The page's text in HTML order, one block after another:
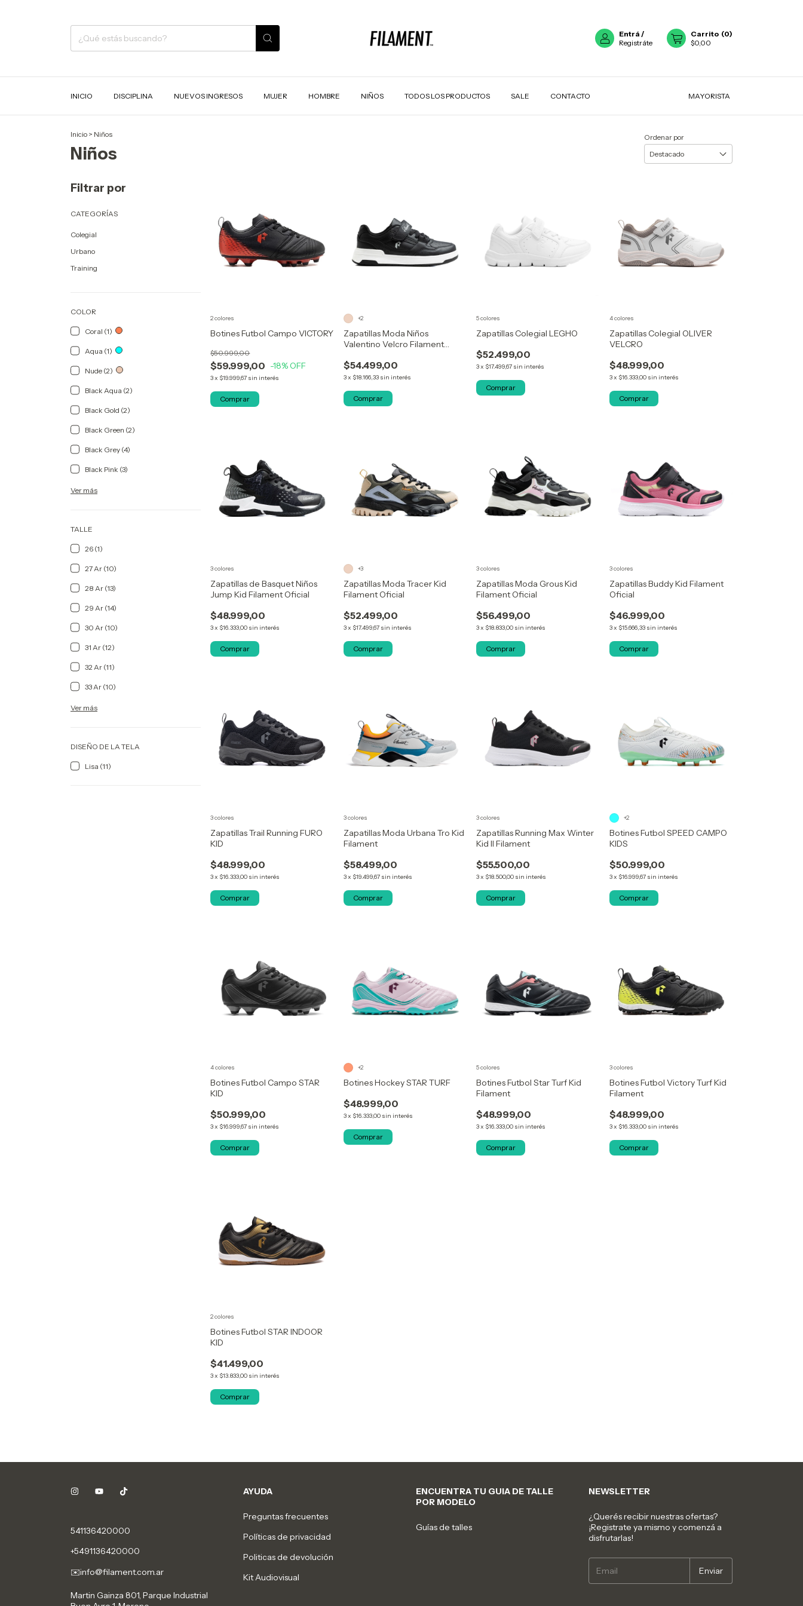
Entrá /
Registráte
Carrito (0)
$0,00
INICIO DISCIPLINA NUEVOS INGRESOS MUJER HOMBRE NIÑOS TODOS LOS PRODUCTOS SALE CONTACTO MAYORISTA
Inicio > Niños
Niños
Ordenar por
Filtrar por
CATEGORÍAS
Colegial
Urbano
Training
COLOR
Coral (1)
Aqua (1)
Nude (2)
Black Aqua (2)
Black Gold (2)
Black Green (2)
Black Grey (4)
Black Pink (3)
Ver más
TALLE
26 (1)
27 Ar (10)
28 Ar (13)
29 Ar (14)
30 Ar (10)
31 Ar (12)
32 Ar (11)
33 Ar (10)
Ver más
DISEÑO DE LA TELA
Lisa (11)
Botines Futbol Campo VICTORY
$59.999,00
$50.999,00
-18% OFF
3x $19.999,67 sin interés
2 colores
Comprar
Zapatillas Moda Niños
Valentino Velcro Filament
$54.499,00
3x $18.166,33 sin interés
+2
Comprar
Zapatillas Colegial LEGHO
$52.499,00
3x $17.499,67 sin interés
5 colores
Comprar
Zapatillas Colegial OLIVER
VELCRO
$48.999,00
3x $16.333,00 sin interés
4 colores
Comprar
Zapatillas de Basquet Niños
Jump Kid Filament Oficial
$48.999,00
3x $16.333,00 sin interés
3 colores
Comprar
Zapatillas Moda Tracer Kid
Filament Oficial
$52.499,00
3x $17.499,67 sin interés
+3
Comprar
Zapatillas Moda Grous Kid
Filament Oficial
$56.499,00
3x $18.833,00 sin interés
3 colores
Comprar
Zapatillas Buddy Kid Filament
Oficial
$46.999,00
3x $15.666,33 sin interés
3 colores
Comprar
Zapatillas Trail Running FURO
KID
$48.999,00
3x $16.333,00 sin interés
3 colores
Comprar
Zapatillas Moda Urbana Tro Kid
Filament
$58.499,00
3x $19.499,67 sin interés
3 colores
Comprar
Zapatillas Running Max Winter
Kid II Filament
$55.500,00
3x $18.500,00 sin interés
3 colores
Comprar
Botines Futbol SPEED CAMPO
KIDS
$50.999,00
3x $16.999,67 sin interés
+2
Comprar
Botines Futbol Campo STAR
KID
$50.999,00
3x $16.999,67 sin interés
4 colores
Comprar
Botines Hockey STAR TURF
$48.999,00
3x $16.333,00 sin interés
+2
Comprar
Botines Futbol Star Turf Kid
Filament
$48.999,00
3x $16.333,00 sin interés
5 colores
Comprar
Botines Futbol Victory Turf Kid
Filament
$48.999,00
3x $16.333,00 sin interés
3 colores
Comprar
Botines Futbol STAR INDOOR
KID
$41.499,00
3x $13.833,00 sin interés
2 colores
Comprar
541136420000
+5491136420000
✉️info@filament.com.ar
Martin Gainza 801, Parque Industrial
AYUDA
Preguntas frecuentes
Políticas de privacidad
Politicas de devolución
Kit Audiovisual
ENCUENTRA TU GUIA DE TALLE
POR MODELO
Guías de talles
NEWSLETTER
¿Querés recibir nuestras ofertas?
¡Registrate ya mismo y comenzá a
disfrutarlas!